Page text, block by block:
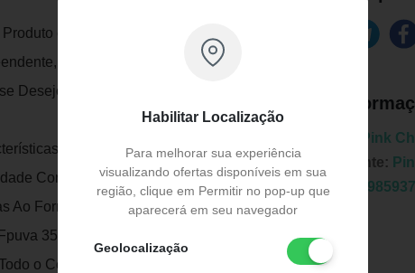
Habilitar Localização
Para melhorar sua experiência
visualizando ofertas disponíveis em sua
região, clique em Permitir no pop-up que
aparecerá em seu navegador
Geolocalização
com Infinitas Possibilidades,
Que Realça a Sua Pele Como Um
Desejo com o Iluminador Multifuncional.
Naturais. a Cobertura É
Como Preferir. o Toque É Sequinho,
Ao Formato Stick, a Aplicação É Simples.
35. Use Onde e Como Quiser: para
o Corpo.
Pink
Fabricante:
EAN: